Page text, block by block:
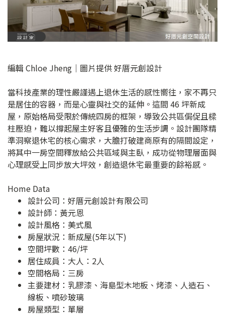
編輯 Chloe Jheng｜圖片提供 好厝元創設計
當科技產業的理性嚴謹遇上退休生活的感性嚮往，家不再只
是居住的容器，而是心靈與社交的延伸。這間 46 坪新成
屋，原始格局受限於傳統四房的框架，導致公共區侷促且樑
柱壓迫，難以撐起屋主好客且優雅的生活步調。設計團隊精
準洞察退休宅的核心需求，大膽打破建商原有的隔間設定，
將其中一房空間釋放給公共區域與主臥，成功從物理層面與
心理感受上同步放大坪效，創造退休宅最重要的餘裕感。
Home Data
設計公司： 好厝元創設計有限公司
設計師：黃元恩
設計風格：美式風
房屋狀況：新成屋(5年以下)
空間坪數：46/坪
居住成員：大人：2人
空間格局：三房
主要建材：乳膠漆、海島型木地板、烤漆、人造石、
線板、噴砂玻璃
房屋類型：單層